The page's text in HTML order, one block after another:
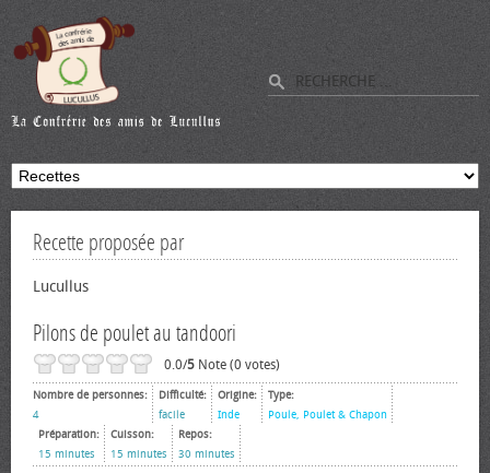
Recette proposée par
Lucullus
Pilons de poulet au tandoori
0.0/5 Note (0 votes)
Nombre de personnes:
4
Difficulté:
facile
Origine:
Inde
Type:
Poule, Poulet & Chapon
Préparation:
15 minutes
Cuisson:
15 minutes
Repos:
30 minutes